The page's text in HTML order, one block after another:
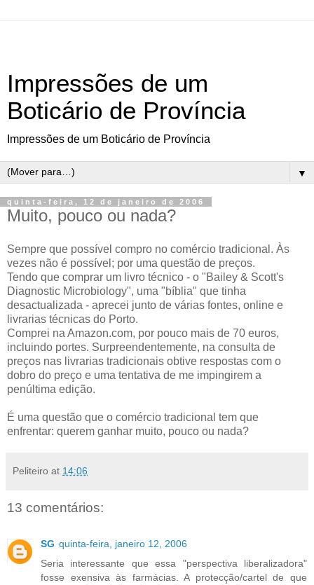
Impressões de um
Boticário de Província
Impressões de um Boticário de Província
▼
quinta-feira, 12 de janeiro de 2006
Muito, pouco ou nada?
Sempre que possível compro no comércio tradicional. Às
vezes não é possível; por uma questão de preços.
Tendo que comprar um livro técnico - o "Bailey & Scott's
Diagnostic Microbiology", uma "bíblia" que tinha
desactualizada - aprecei junto de várias fontes, online e
livrarias técnicas do Porto.
Comprei na Amazon.com, por pouco mais de 70 euros,
incluindo portes. Surpreendentemente, na consulta de
preços nas livrarias tradicionais obtive respostas com o
dobro do preço e uma tentativa de me impingirem a
penúltima edição.
É uma questão que o comércio tradicional tem que
enfrentar: querem ganhar muito, pouco ou nada?
Peliteiro at 14:06
13 comentários:
SG quinta-feira, janeiro 12, 2006
Seria interessante que essa "perspectiva liberalizadora"
fosse exensiva às farmácias. A protecção/cartel de que